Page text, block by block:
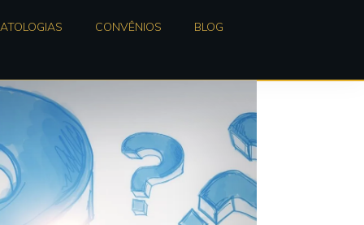
CONVÊNIOS
BLOG